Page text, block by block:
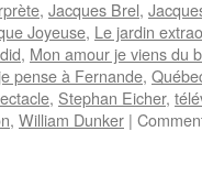
, Jacques Brel,
Joyeuse, Le jardin
, Mon amour je viens du
pense à Fernande,
, Stephan Eicher,
, William Dunker |